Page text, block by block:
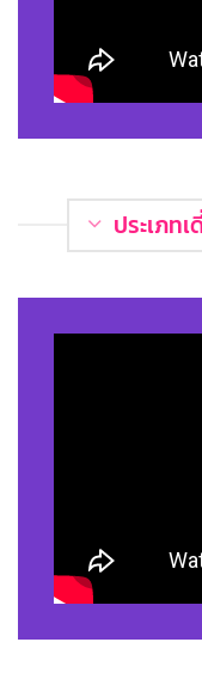
ประเภท